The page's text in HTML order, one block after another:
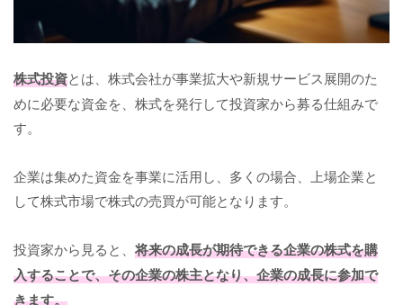
株式投資とは、株式会社が事業拡大や新規サービス展開のた
めに必要な資金を、株式を発行して投資家から募る仕組みで
す。
企業は集めた資金を事業に活用し、多くの場合、上場企業と
して株式市場で株式の売買が可能となります。
投資家から見ると、 将来の成長が期待できる企業の株式を購
入することで、その企業の株主となり、企業の成長に参加で
きます。